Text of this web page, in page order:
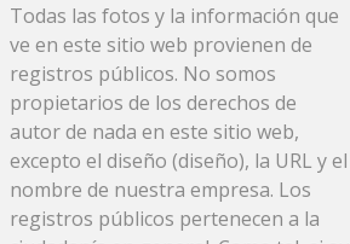
Todas las fotos y la información que
ve en este sitio web provienen de
registros públicos. No somos
propietarios de los derechos de
autor de nada en este sitio web,
excepto el diseño (diseño), la URL y el
nombre de nuestra empresa. Los
registros públicos pertenecen a la